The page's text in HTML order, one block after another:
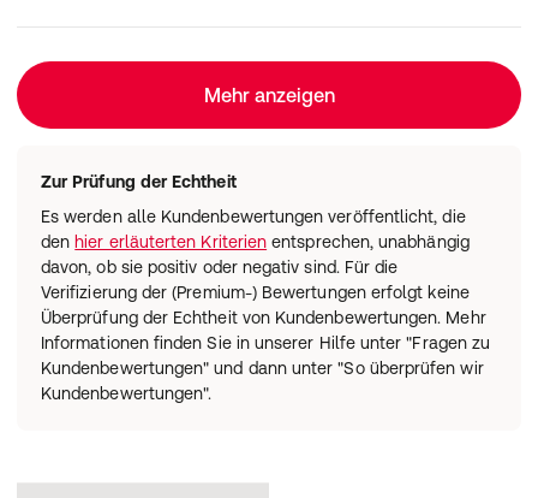
Mehr anzeigen
Zur Prüfung der Echtheit
Es werden alle Kundenbewertungen veröffentlicht, die
den hier erläuterten Kriterien entsprechen, unabhängig
davon, ob sie positiv oder negativ sind. Für die
Verifizierung der (Premium-) Bewertungen erfolgt keine
Überprüfung der Echtheit von Kundenbewertungen. Mehr
Informationen finden Sie in unserer Hilfe unter "Fragen zu
Kundenbewertungen" und dann unter "So überprüfen wir
Kundenbewertungen".